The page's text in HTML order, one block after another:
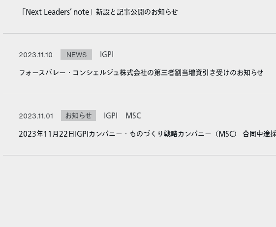
「Next Leaders’ note」新設と記事公開のお知らせ
2023.11.10 NEWS
IGPI
フォースバレー・コンシェルジュ株式会社の第三者割当増資引き受けのお知らせ
2023.11.01 お知らせ IGPI
MSC
2023年11月22日IGPIカンパニー・ものづくり戦略カンパニー（MSC） 合同中途